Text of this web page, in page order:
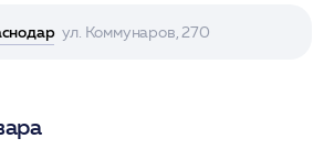
ул. Коммунаров, 270